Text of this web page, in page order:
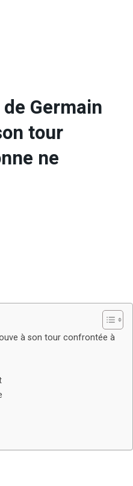
Germain
tour
ne
à son tour confrontée à